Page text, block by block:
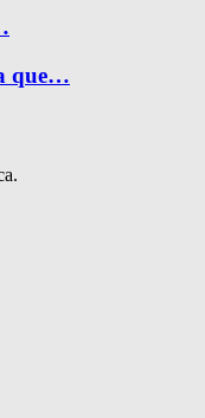
que…